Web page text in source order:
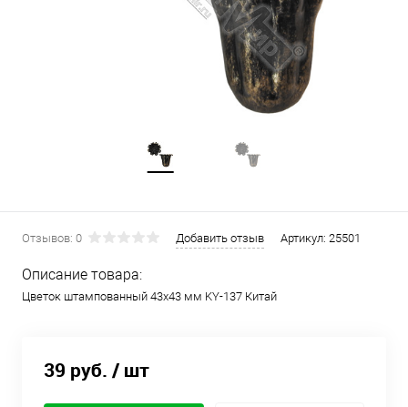
Отзывов: 0 Добавить отзыв Артикул: 25501
Описание товара:
Цветок штампованный 43х43 мм KY-137 Китай
39 руб. / шт